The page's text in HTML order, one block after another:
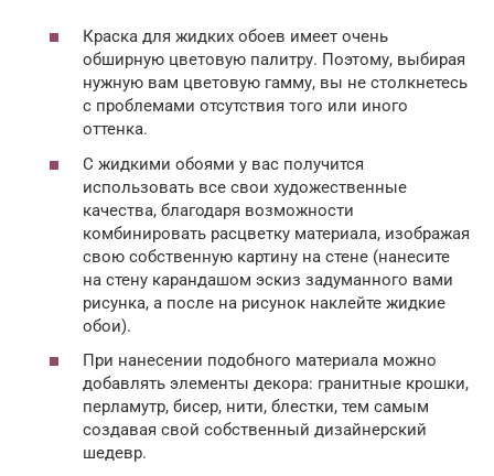
Краска для жидких обоев имеет очень
обширную цветовую палитру. Поэтому, выбирая
нужную вам цветовую гамму, вы не столкнетесь
с проблемами отсутствия того или иного
оттенка.
С жидкими обоями у вас получится
использовать все свои художественные
качества, благодаря возможности
комбинировать расцветку материала, изображая
свою собственную картину на стене (нанесите
на стену карандашом эскиз задуманного вами
рисунка, а после на рисунок наклейте жидкие
обои).
При нанесении подобного материала можно
добавлять элементы декора: гранитные крошки,
перламутр, бисер, нити, блестки, тем самым
создавая свой собственный дизайнерский
шедевр.